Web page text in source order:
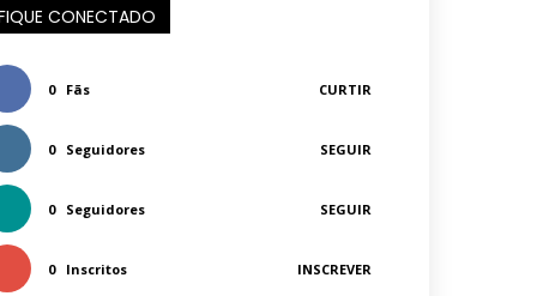
CONECTADO
0 Fãs CURTIR
0 Seguidores SEGUIR
0 Seguidores SEGUIR
0 Inscritos INSCREVER